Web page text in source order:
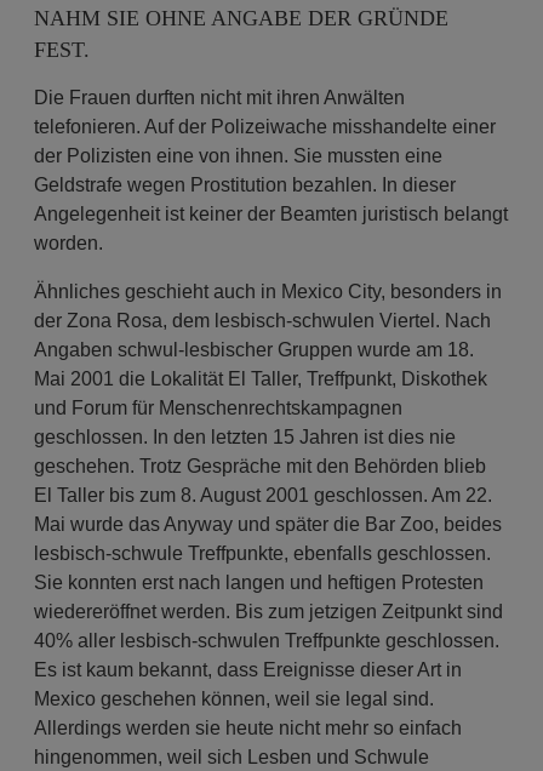
HM SIE OHNE ANGABE DER GRÜNDE FE
ST.
Die Frauen durften nicht mit ihren Anwälten
telefonieren. Auf der Polizeiwache misshandelte einer
der Polizisten eine von ihnen. Sie mussten eine
Geldstrafe wegen Prostitution bezahlen. In dieser
Angelegenheit ist keiner der Beamten juristisch belangt
worden.
Ähnliches geschieht auch in Mexico City, besonders in
der Zona Rosa, dem lesbisch-schwulen Viertel. Nach
Angaben schwul-lesbischer Gruppen wurde am 18.
Mai 2001 die Lokalität El Taller, Treffpunkt, Diskothek
und Forum für Menschenrechtskampagnen
geschlossen. In den letzten 15 Jahren ist dies nie
geschehen. Trotz Gespräche mit den Behörden blieb
El Taller bis zum 8. August 2001 geschlossen. Am 22.
Mai wurde das Anyway und später die Bar Zoo, beides
lesbisch-schwule Treffpunkte, ebenfalls geschlossen.
Sie konnten erst nach langen und heftigen Protesten
wiedereröffnet werden. Bis zum jetzigen Zeitpunkt sind
40% aller lesbisch-schwulen Treffpunkte geschlossen.
Es ist kaum bekannt, dass Ereignisse dieser Art in
Mexico geschehen können, weil sie legal sind.
Allerdings werden sie heute nicht mehr so einfach
hingenommen, weil sich Lesben und Schwule